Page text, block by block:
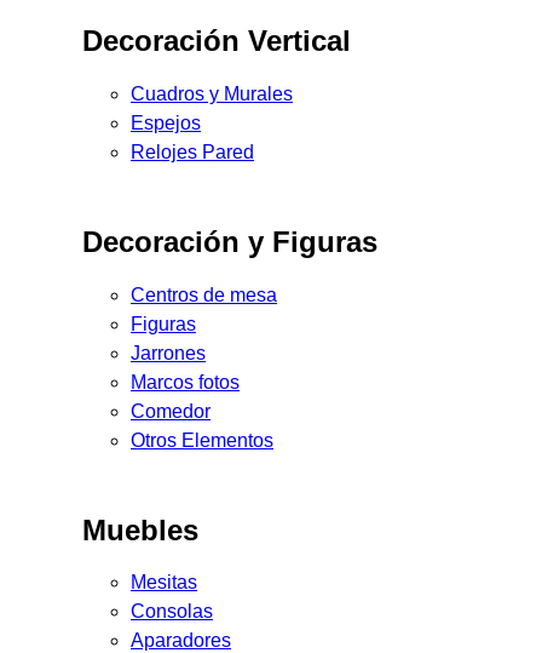
Decoración Vertical
Cuadros y Murales
Espejos
Relojes Pared
Decoración y Figuras
Centros de mesa
Figuras
Jarrones
Marcos fotos
Comedor
Otros Elementos
Muebles
Mesitas
Consolas
Aparadores